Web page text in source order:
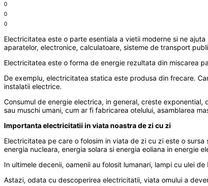
0
0
0
Electricitatea este o parte esentiala a vietii moderne si ne
aparatelor, electronice, calculatoare, sisteme de transport
Electricitatea este o forma de energie rezultata din miscarea
De exemplu, electricitatea statica este produsa din frecare.
instalatii electrice.
Consumul de energie electrica, in general, creste
sau muschi umani, cum ar fi fabricarea otelului, asamblarea
Importanta electricitatii in viata noastra de zi cu zi
Electricitatea pe care o folosim in viata de zi cu zi este o
energia nucleara, energia solara si energia eoliana in energie
In ultimele decenii, oamenii au folosit lumanari, lampi cu ulei
Astazi, odata cu descoperirea electricitatii, viata omului a